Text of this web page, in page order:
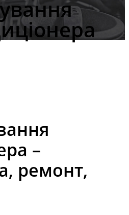
–
ремонт,